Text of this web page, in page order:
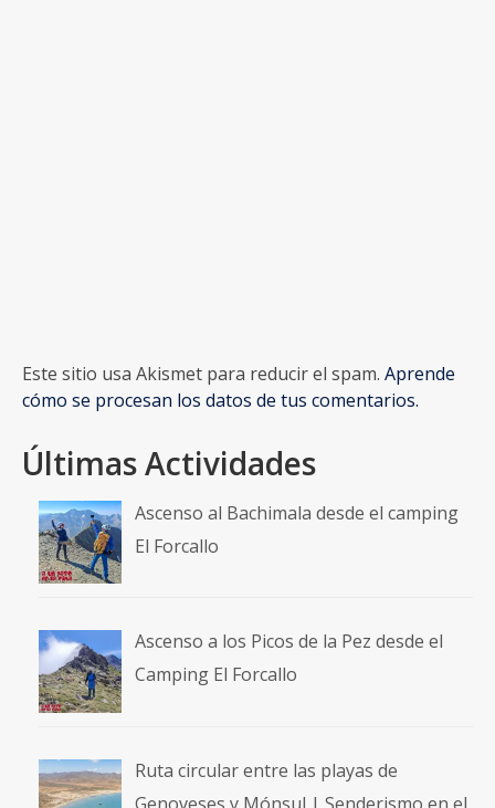
Este sitio usa Akismet para reducir el spam. Aprende
cómo se procesan los datos de tus comentarios.
Últimas Actividades
Ascenso al Bachimala desde el camping
El Forcallo
Ascenso a los Picos de la Pez desde el
Camping El Forcallo
Ruta circular entre las playas de